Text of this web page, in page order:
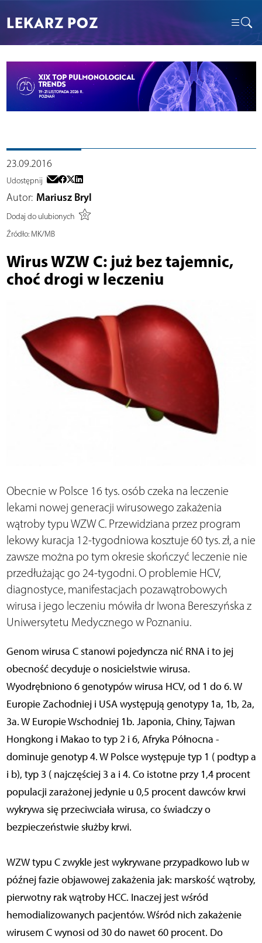
LEKARZ POZ
23.09.2016
Udostępnij
Autor: Mariusz Bryl
Dodaj do ulubionych
Źródło:MK/MB
Wirus WZW C: już bez tajemnic,
choć drogi w leczeniu
Obecnie w Polsce 16 tys. osób czeka na leczenie
lekami nowej generacji wirusowego zakażenia
wątroby typu WZW C. Przewidziana przez program
lekowy kuracja 12-tygodniowa kosztuje 60 tys. zł, a nie
zawsze można po tym okresie skończyć leczenie nie
przedłużając go 24-tygodni. O problemie HCV,
diagnostyce, manifestacjach pozawątrobowych
wirusa i jego leczeniu mówiła dr Iwona Bereszyńska z
Uniwersytetu Medycznego w Poznaniu.
Genom wirusa C stanowi pojedyncza nić RNA i to jej
obecność decyduje o nosicielstwie wirusa.
Wyodrębniono 6 genotypów wirusa HCV, od 1 do 6. W
Europie Zachodniej i USA występują genotypy 1a, 1b, 2a,
3a. W Europie Wschodniej 1b. Japonia, Chiny, Tajwan
Hongkong i Makao to typ 2 i 6, Afryka Północna -
dominuje genotyp 4. W Polsce występuje typ 1 ( podtyp a
i b), typ 3 ( najczęściej 3 a i 4. Co istotne przy 1,4 procent
populacji zarażonej jedynie u 0,5 procent dawców krwi
wykrywa się przeciwciała wirusa, co świadczy o
bezpieczeństwie służby krwi.
WZW typu C zwykle jest wykrywane przypadkowo lub w
późnej fazie objawowej zakażenia jak: marskość wątroby,
pierwotny rak wątroby HCC. Inaczej jest wśród
hemodializowanych pacjentów. Wśród nich zakażenie
wirusem C wynosi od 30 do nawet 60 procent. Do